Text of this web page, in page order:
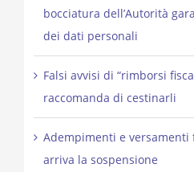
bocciatura dell’Autorità
dei dati personali
Falsi avvisi di “rimborsi
raccomanda di cestinarli
Adempimenti e versamenti
arriva la sospensione